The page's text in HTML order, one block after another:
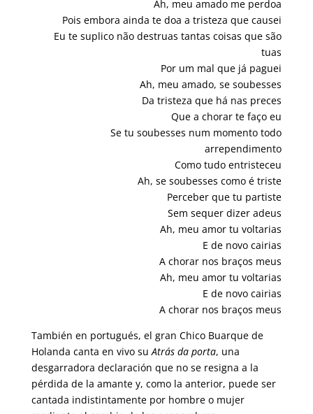
Ah, meu amado me perdoa
Pois embora ainda te doa a tristeza que causei
Eu te suplico não destruas tantas coisas que são
tuas
Por um mal que já paguei
Ah, meu amado, se soubesses
Da tristeza que há nas preces
Que a chorar te faço eu
Se tu soubesses num momento todo
arrependimento
Como tudo entristeceu
Ah, se soubesses como é triste
Perceber que tu partiste
Sem sequer dizer adeus
Ah, meu amor tu voltarias
E de novo cairias
A chorar nos braços meus
Ah, meu amor tu voltarias
E de novo cairias
A chorar nos braços meus
También en portugués, el gran Chico Buarque de
Holanda canta en vivo suAtrás da porta, una
desgarradora declaración que no se resigna a la
pérdida de la amante y, como la anterior, puede ser
cantada indistintamente por hombre o mujer